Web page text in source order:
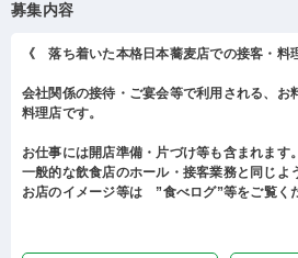
募集内容
《 落ち着いた本格日本蕎麦店での接客・料
会社関係の接待・ご宴会等で利用される、お
料理店です。
お仕事には開店準備・片づけ等も含まれます。
一般的な飲食店のホール・接客業務と同じよ
お店のイメージ等は ”食べログ”等をご覧く